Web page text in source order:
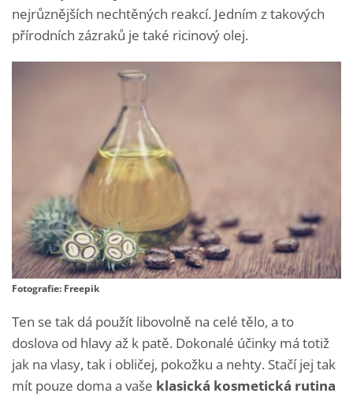
nejrůznějších nechtěných reakcí. Jedním z takových
přírodních zázraků je také ricinový olej.
Fotografie: Freepik
Ten se tak dá použít libovolně na celé tělo, a to
doslova od hlavy až k patě. Dokonalé účinky má totiž
jak na vlasy, tak i obličej, pokožku a nehty. Stačí jej tak
mít pouze doma a vaše klasická kosmetická rutina